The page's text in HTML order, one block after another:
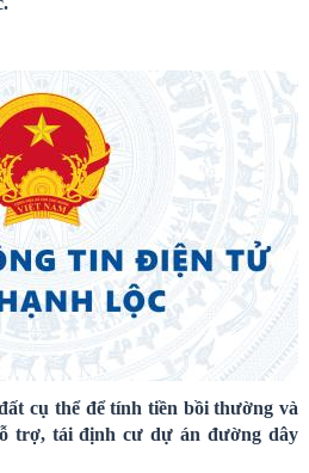
cụ thể để tính tiền bồi thường và
trợ, tái định cư dự án đường dây